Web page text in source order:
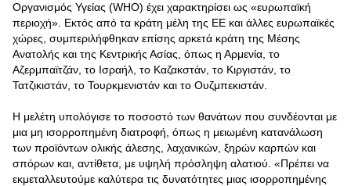
Οργανισμός Υγείας (WHO) έχει χαρακτηρίσει ως «ευρωπαϊκή
περιοχή». Εκτός από τα κράτη μέλη της ΕΕ και άλλες ευρωπαϊκές
χώρες, συμπεριλήφθηκαν επίσης αρκετά κράτη της Μέσης
Ανατολής και της Κεντρικής Ασίας, όπως η Αρμενία, το
Αζερμπαϊτζάν, το Ισραήλ, το Καζακστάν, το Κιργιστάν, το
Τατζικιστάν, το Τουρκμενιστάν και το Ουζμπεκιστάν.
Η μελέτη υπολόγισε το ποσοστό των θανάτων που συνδέονται με
μια μη ισορροπημένη διατροφή, όπως η μειωμένη κατανάλωση
των προϊόντων ολικής άλεσης, λαχανικών, ξηρών καρπών και
σπόρων και, αντίθετα, με υψηλή πρόσληψη αλατιού. «Πρέπει να
εκμεταλλευτούμε καλύτερα τις δυνατότητες μιας ισορροπημένης